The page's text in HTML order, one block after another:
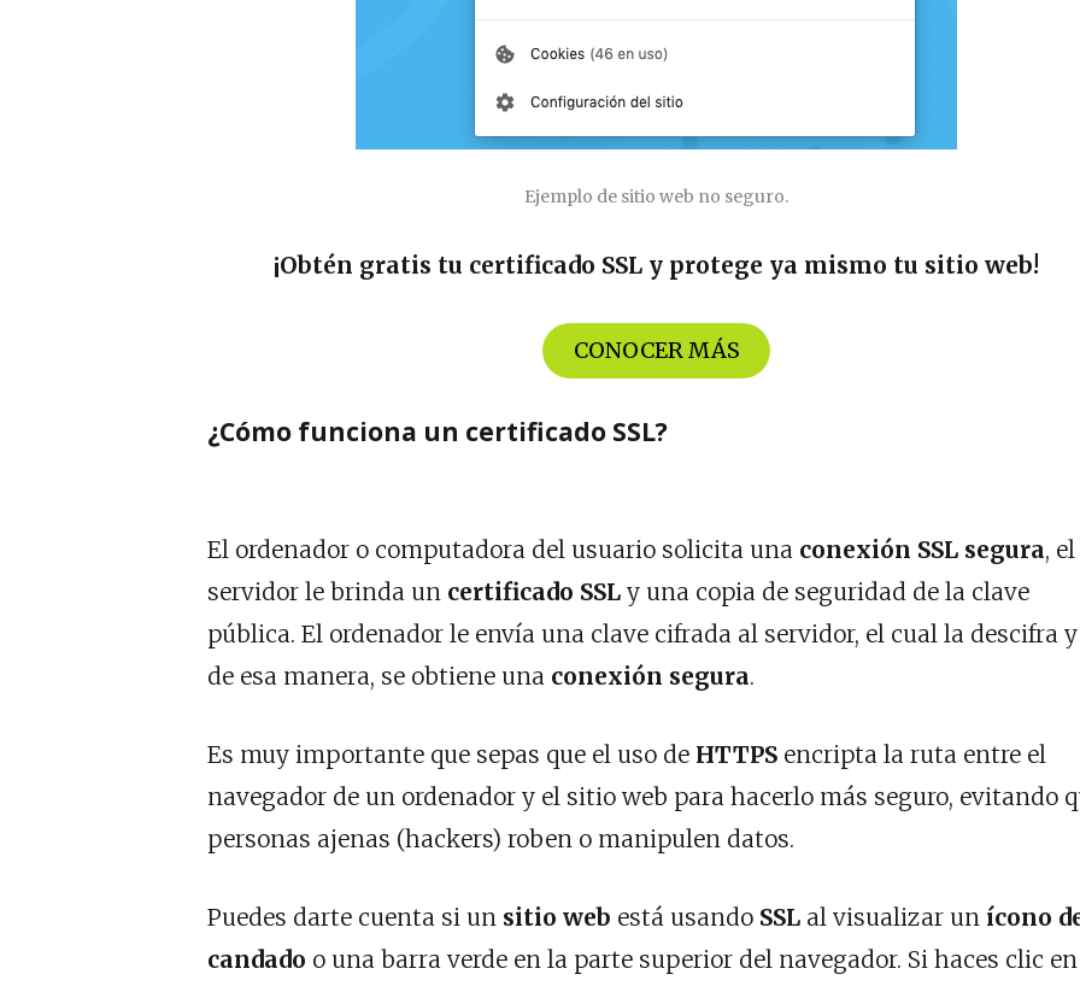
Ejemplo de sitio web no seguro.
¡Obtén gratis tu certificado SSL y protege ya mismo tu sitio web!
CONOCER MÁS
¿Cómo funciona un certificado SSL?
El ordenador o computadora del usuario solicita una conexión SSL segura, el
servidor le brinda un certificado SSL y una copia de seguridad de la clave
pública. El ordenador le envía una clave cifrada al servidor, el cual la descifra y
de esa manera, se obtiene una conexión segura.
Es muy importante que sepas que el uso de HTTPS encripta la ruta entre el
navegador de un ordenador y el sitio web para hacerlo más seguro, evitando
personas ajenas (hackers) roben o manipulen datos.
Puedes darte cuenta si un sitio web está usando SSL al visualizar un ícono
candado o una barra verde en la parte superior del navegador. Si haces clic